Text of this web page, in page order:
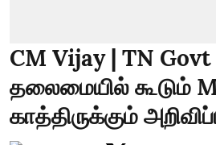
CM Vijay | TN
தலைமையில் கூடும்
காத்திருக்கும்